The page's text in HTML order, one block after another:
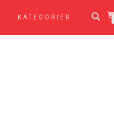
KATEGORIER